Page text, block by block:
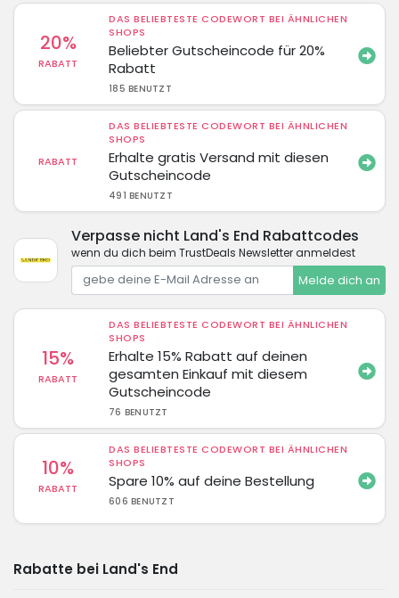
20%
RABATT
DAS BELIEBTESTE CODEWORT BEI ÄHNLICHEN
SHOPS
Beliebter Gutscheincode für 20%
Rabatt
185 BENUTZT
RABATT
DAS BELIEBTESTE CODEWORT BEI ÄHNLICHEN
SHOPS
Erhalte gratis Versand mit diesen
Gutscheincode
491 BENUTZT
Verpasse nicht Land's End Rabattcodes
wenn du dich beim TrustDeals Newsletter anmeldest
Melde dich an
15%
RABATT
DAS BELIEBTESTE CODEWORT BEI ÄHNLICHEN
SHOPS
Erhalte 15% Rabatt auf deinen
gesamten Einkauf mit diesem
Gutscheincode
76 BENUTZT
10%
RABATT
DAS BELIEBTESTE CODEWORT BEI ÄHNLICHEN
SHOPS
Spare 10% auf deine Bestellung
606 BENUTZT
Rabatte bei Land's End